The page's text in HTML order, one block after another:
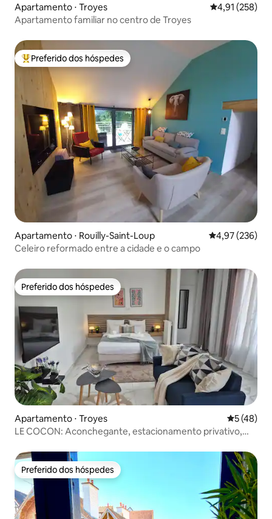
Apartamento ⋅ Troyes 4,91 de uma
4,91 (258)
Apartamento familiar no centro de Troyes
Entre os melhores preferidos dos hóspedes
Preferido dos hóspedes
Apartamento ⋅ Rouilly-Saint-Loup 4,97 de uma
4,97 (236)
Celeiro reformado entre a cidade e o campo
Preferido dos hóspedes
Preferido dos hóspedes
Apartamento ⋅ Troyes 5 de uma
5 (48)
LE COCON: Aconchegante, estacionamento privativo,
Preferido dos hóspedes
Preferido dos hóspedes